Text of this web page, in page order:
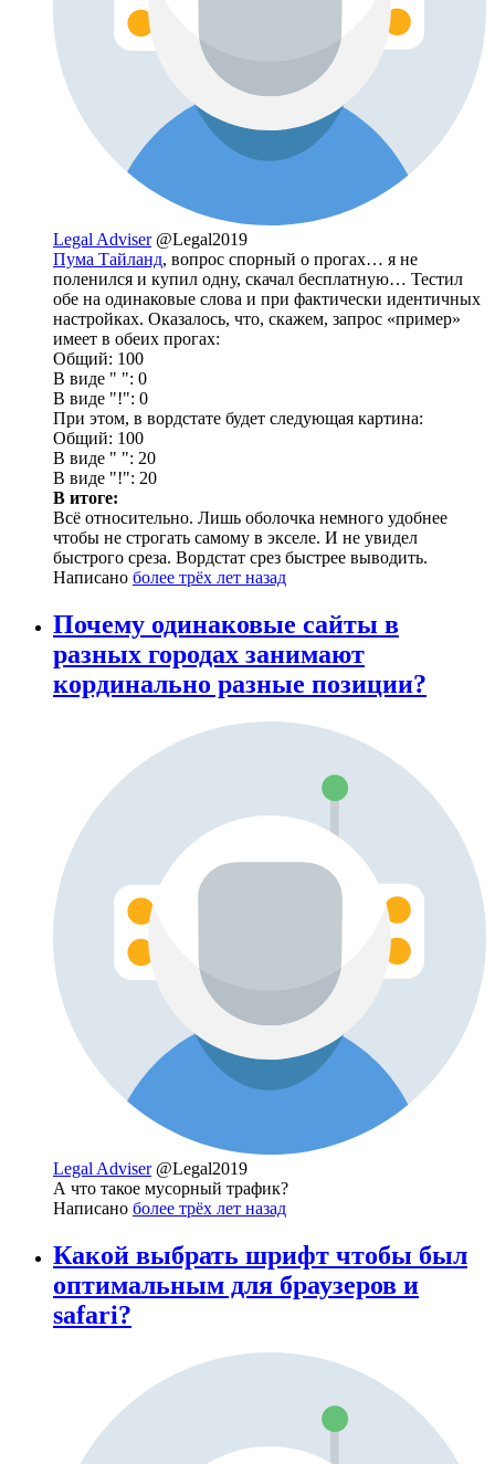
Legal Adviser @Legal2019
Пума Тайланд, вопрос спорный о прогах… я не
поленился и купил одну, скачал бесплатную… Тестил
обе на одинаковые слова и при фактически идентичных
настройках. Оказалось, что, скажем, запрос «пример»
имеет в обеих прогах:
Общий: 100
В виде " ": 0
В виде "!": 0
При этом, в вордстате будет следующая картина:
Общий: 100
В виде " ": 20
В виде "!": 20
В итоге:
Всё относительно. Лишь оболочка немного удобнее
чтобы не строгать самому в экселе. И не увидел
быстрого среза. Вордстат срез быстрее выводить.
Написано более трёх лет назад
Почему одинаковые сайты в
разных городах занимают
кординально разные позиции?
Legal Adviser @Legal2019
А что такое мусорный трафик?
Написано более трёх лет назад
Какой выбрать шрифт чтобы был
оптимальным для браузеров и
safari?